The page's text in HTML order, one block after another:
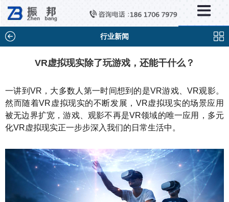
行业新闻
VR虚拟现实除了玩游戏，还能干什么？
一讲到VR，大多数人第一时间想到的是VR游戏、VR观影。
然而随着VR虚拟现实的不断发展，VR虚拟现实的场景应用
被无边界扩宽，游戏、观影不再是VR领域的唯一应用，多元
化VR虚拟现实正一步步深入我们的日常生活中。
新闻中心
×
行业新闻
问题解答
百科知识